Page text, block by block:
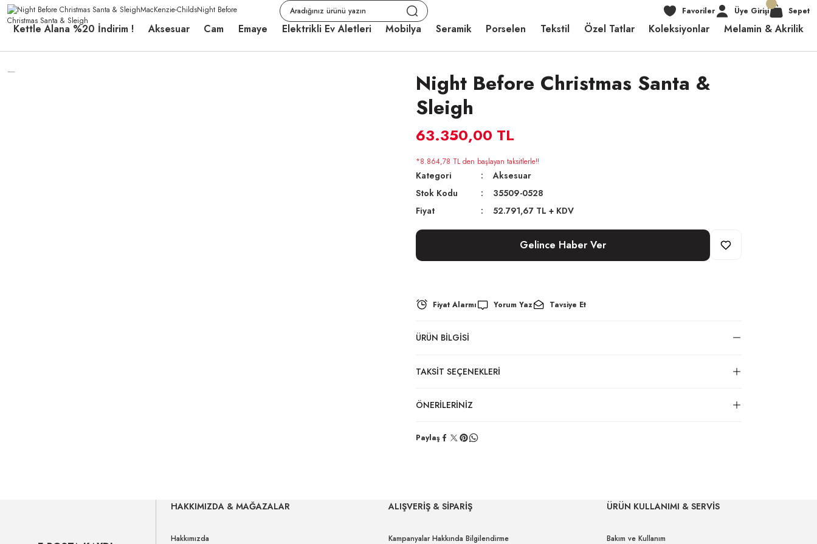
Favoriler Üye Girişi Sepet
Kettle Alana %20 İndirim ! Aksesuar Cam Emaye Elektrikli Ev Aletleri Mobilya Seramik Porselen Tekstil Özel Tatlar Koleksiyonlar Melamin & Akrilik
Night Before Christmas Santa &
Sleigh
63.350,00 TL
*8.864,78 TL den başlayan taksitlerle!!
Kategori
Aksesuar
Stok Kodu
35509-0528
Fiyat
52.791,67 TL + KDV
Gelince Haber Ver
Fiyat Alarmı Yorum Yaz Tavsiye Et
ÜRÜN BILGISI
TAKSIT SEÇENEKLERI
ÖNERILERINIZ
Paylaş
HAKKIMIZDA & MAĞAZALAR
Hakkımızda
ALIŞVERİŞ & SİPARİŞ
Kampanyalar Hakkında Bilgilendirme
ÜRÜN KULLANIMI & SERVİS
Bakım ve Kullanım